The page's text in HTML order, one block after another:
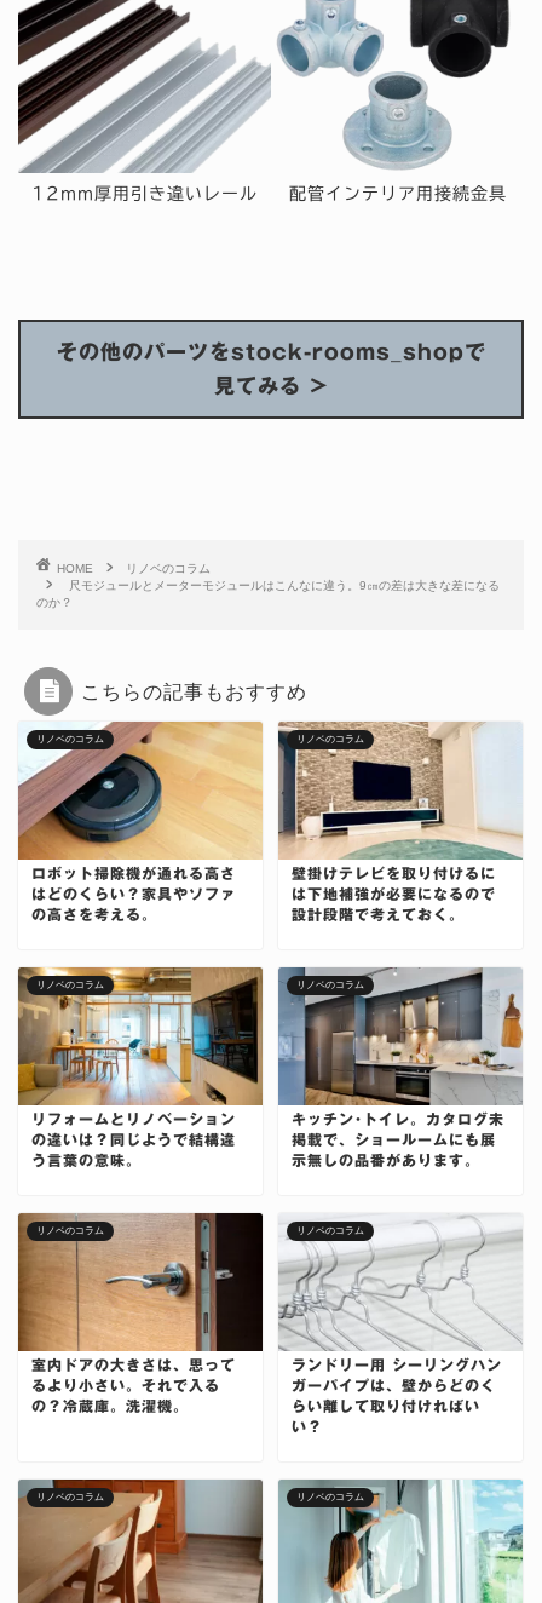
12mm厚用引き違いレール 配管インテリア用接続金具
その他のパーツをstock-rooms_shopで
見てみる >
HOME
リノベのコラム
尺モジュールとメーターモジュールはこんなに違う。9㎝の差は大きな差になる
のか？
こちらの記事もおすすめ
リノベのコラム
ロボット掃除機が通れる高さ
はどのくらい？家具やソファ
の高さを考える。
リノベのコラム
壁掛けテレビを取り付けるに
は下地補強が必要になるので
設計段階で考えておく。
リノベのコラム
リフォームとリノベーション
の違いは？同じようで結構違
う言葉の意味。
リノベのコラム
キッチン･トイレ。カタログ未
掲載で、ショールームにも展
示無しの品番があります。
リノベのコラム
室内ドアの大きさは、思って
るより小さい。それで入る
の？冷蔵庫。洗濯機。
リノベのコラム
ランドリー用 シーリングハン
ガーパイプは、壁からどのく
らい離して取り付ければい
い？
リノベのコラム リノベのコラム